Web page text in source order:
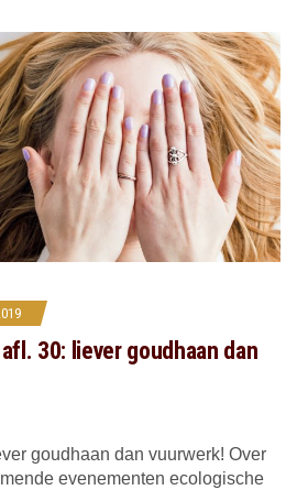
30: liever goudhaan dan
goudhaan dan vuurwerk! Over
evenementen ecologische